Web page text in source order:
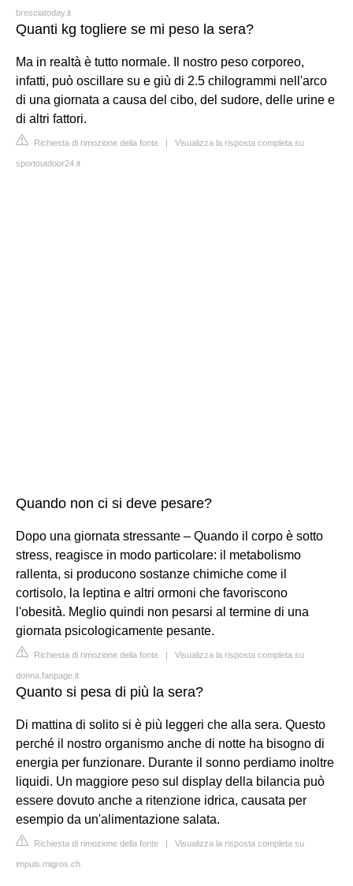
bresciatoday.it
Quanti kg togliere se mi peso la sera?
Ma in realtà è tutto normale. Il nostro peso corporeo,
infatti, può oscillare su e giù di 2.5 chilogrammi nell'arco
di una giornata a causa del cibo, del sudore, delle urine e
di altri fattori.
Richiesta di rimozione della fonte | Visualizza la risposta completa su
sportoutdoor24.it
Quando non ci si deve pesare?
Dopo una giornata stressante – Quando il corpo è sotto
stress, reagisce in modo particolare: il metabolismo
rallenta, si producono sostanze chimiche come il
cortisolo, la leptina e altri ormoni che favoriscono
l'obesità. Meglio quindi non pesarsi al termine di una
giornata psicologicamente pesante.
Richiesta di rimozione della fonte | Visualizza la risposta completa su
donna.fanpage.it
Quanto si pesa di più la sera?
Di mattina di solito si è più leggeri che alla sera. Questo
perché il nostro organismo anche di notte ha bisogno di
energia per funzionare. Durante il sonno perdiamo inoltre
liquidi. Un maggiore peso sul display della bilancia può
essere dovuto anche a ritenzione idrica, causata per
esempio da un'alimentazione salata.
Richiesta di rimozione della fonte | Visualizza la risposta completa su
impuls.migros.ch